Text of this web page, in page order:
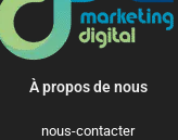
À propos de nous
nous-contacter